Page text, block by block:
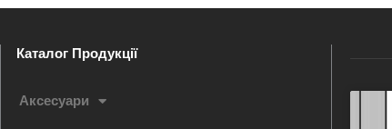
Каталог Продукції
Аксесуари